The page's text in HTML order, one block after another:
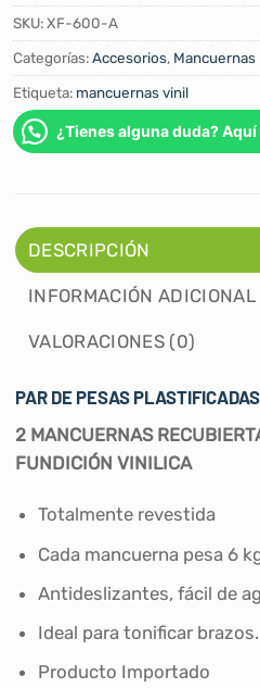
SKU:XF-600-A
Categorías:Accesorios, Mancuernas
Etiqueta: mancuernas vinil
¿Tienes alguna duda?
DESCRIPCIÓN
INFORMACIÓN ADICIONAL
VALORACIONES (0)
PAR DE PESAS
2 MANCUERNAS
FUNDICIÓN VINILICA
Totalmente revestida
Cada mancuerna pesa 6
Antideslizantes, fácil de
Ideal para tonificar brazos.
Producto Importado